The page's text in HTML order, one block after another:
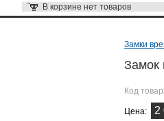
В корзине нет товаров
Замки
Замок
Код
Цена: 2